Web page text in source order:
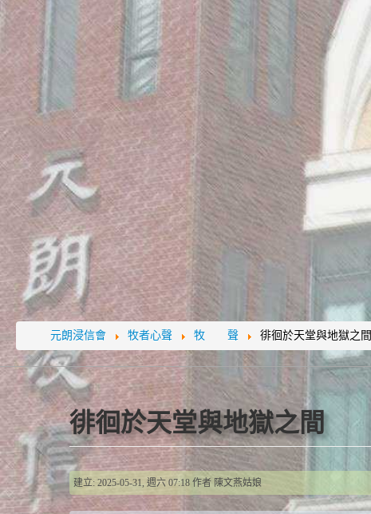
元朗浸信會 牧者心聲 牧 聲 徘徊於天堂與地獄之間
徘徊於天堂與地獄之間
建立: 2025-05-31, 週六 07:18 作者 陳文燕姑娘